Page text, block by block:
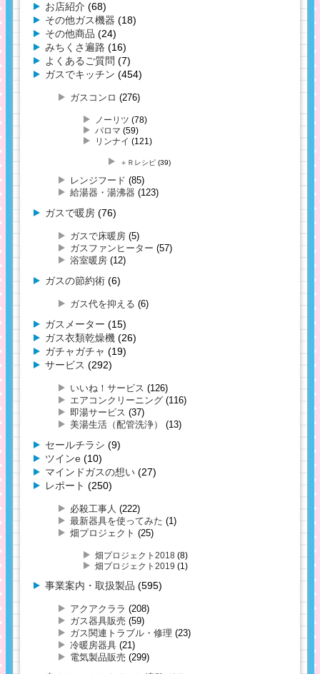
お店紹介 (68)
その他ガス機器 (18)
その他商品 (24)
みちくさ遍路 (16)
よくあるご質問 (7)
ガスでキッチン (454)
ガスコンロ (276)
ノーリツ (78)
パロマ (59)
リンナイ (121)
＋Ｒレシピ (39)
レンジフード (85)
給湯器・湯沸器 (123)
ガスで暖房 (76)
ガスで床暖房 (5)
ガスファンヒーター (57)
浴室暖房 (12)
ガスの節約術 (6)
ガス代を抑える (6)
ガスメーター (15)
ガス衣類乾燥機 (26)
ガチャガチャ (19)
サービス (292)
いいね！サービス (126)
エアコンクリーニング (116)
即湯サービス (37)
美湯生活（配管洗浄）
(13)
セールチラシ (9)
ツインe (10)
マインドガスの想い (27)
レポート (250)
必殺工事人 (222)
最新器具を使ってみた (1)
畑プロジェクト (25)
畑プロジェクト2018 (8)
畑プロジェクト2019 (1)
事業案内・取扱製品 (595)
アクアクララ (208)
ガス器具販売 (59)
ガス関連トラブル・修理 (23)
冷暖房器具 (21)
電気製品販売 (299)